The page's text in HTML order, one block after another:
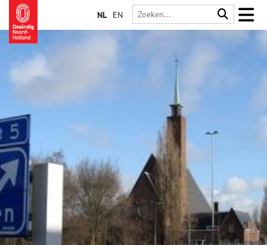
NL EN